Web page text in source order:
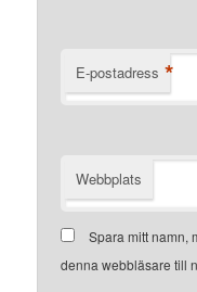
E-postadress *
Webbplats
Spara mitt namn,
denna webbläsare till